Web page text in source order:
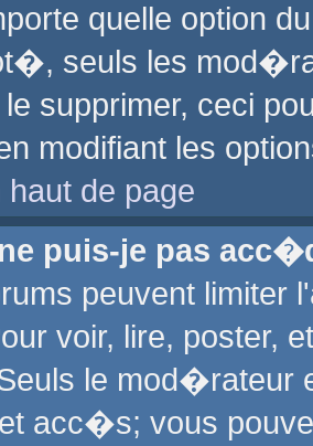
quelle option
seuls les
supprimer, ceci
modifiant les
haut de page
puis-je pas
peuvent
voir, lire, poster,
le mod�rateur
acc�s; vous